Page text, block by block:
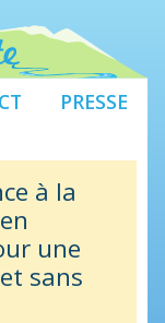
PRESSE
à la
une
sans